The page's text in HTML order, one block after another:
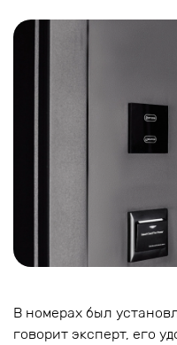
В номерах был
говорит эксперт, его